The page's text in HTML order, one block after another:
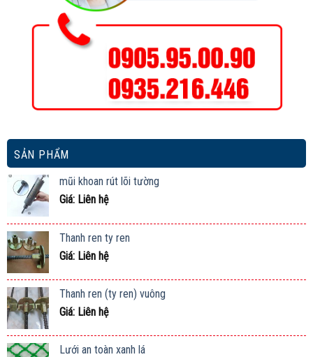
SẢN PHẨM
mũi khoan rút lõi tường
Giá: Liên hệ
Thanh ren ty ren
Giá: Liên hệ
Thanh ren (ty ren) vuông
Giá: Liên hệ
Lưới an toàn xanh lá